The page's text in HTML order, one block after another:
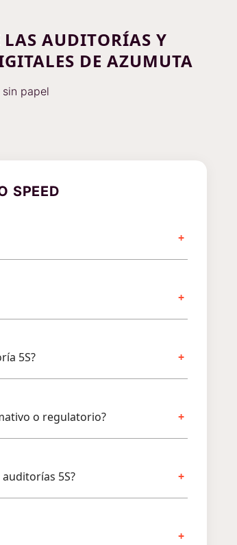
AUDITORÍAS Y
DE AZUMUTA
papel
SPEED
5S?
o regulatorio?
5S?